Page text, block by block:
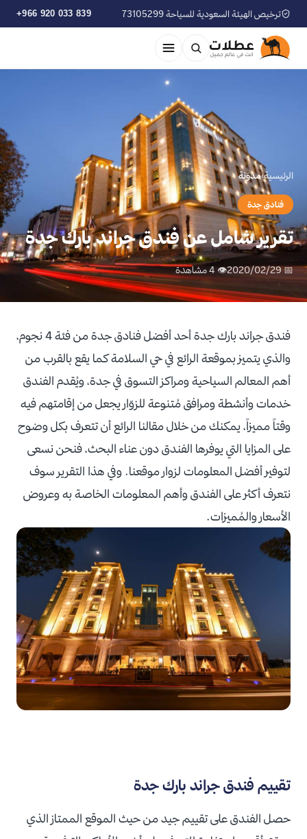
ترخيص الهيئة السعودية للسياحة 73105299 +966 920 033 839
الرئيسية›مدوّنة
فنادق جدة
تقرير شامل عن فندق جراند بارك جدة
📅 2020/02/29 👁 4 مشاهدة
فندق جراند بارك جدة أحد أفضل فنادق جدة من فئة 4 نجوم،
والذي يتميز بموقعة الرائع في حي السلامة كما يقع بالقرب من
أهم المعالم السياحية ومراكز التسوق في جدة، ويُقدم الفندق
خدمات وأنشطة ومرافق مُتنوعة للزوّار يجعل من إقامتهم فيه
وقتاً مميزاً، يمكنك من خلال مقالنا الرائع أن تتعرف بكل وضوح
على المزايا التي يوفرها الفندق دون عناء البحث، فنحن نسعى
لتوفير أفضل المعلومات لزوار موقعنا. وفي هذا التقرير سوف
نتعرف أكثر على الفندق وأهم المعلومات الخاصة به وعروض
الأسعار والمُميزات.
تقييم فندق جراند بارك جدة
حصل الفندق على تقييم جيد من حيث الموقع الممتاز الذي